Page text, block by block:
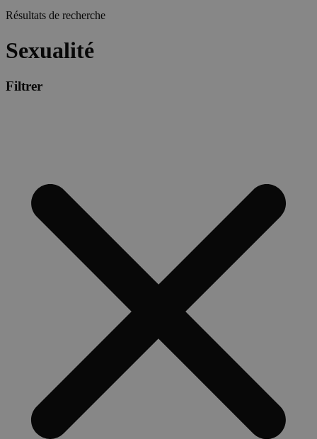
Résultats de recherche
Sexualité
Filtrer